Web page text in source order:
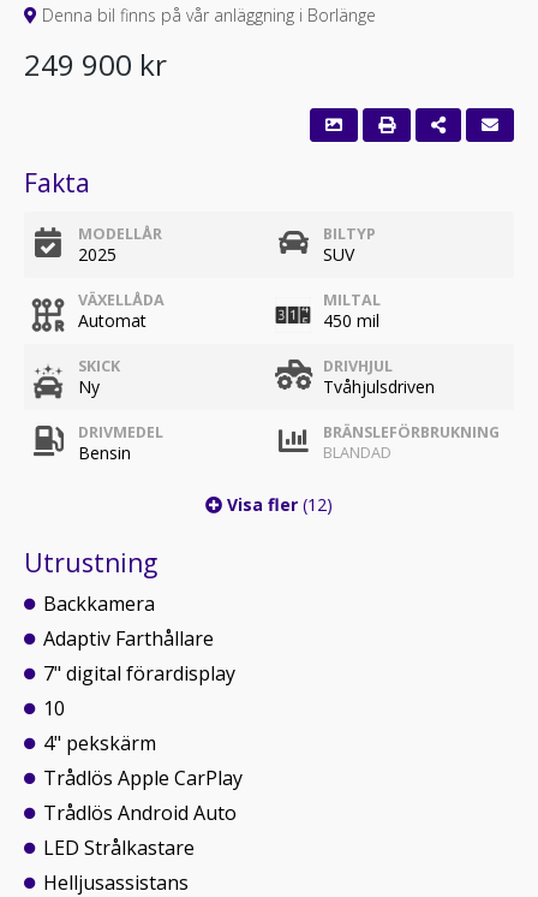
Denna bil finns på vår anläggning i Borlänge
249 900 kr
Fakta
MODELLÅR
2025
BILTYP
SUV
VÄXELLÅDA
Automat
MILTAL
450 mil
SKICK
Ny
DRIVHJUL
Tvåhjulsdriven
DRIVMEDEL
Bensin
BRÄNSLEFÖRBRUKNING
BLANDAD
Visa fler (12)
Utrustning
Backkamera
Adaptiv Farthållare
7" digital förardisplay
10
4" pekskärm
Trådlös Apple CarPlay
Trådlös Android Auto
LED Strålkastare
Helljusassistans